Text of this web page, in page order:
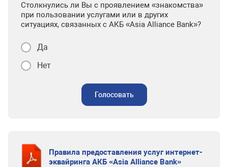
Столкнулись ли Вы с проявлением «знакомства»
при пользовании услугами или в других
ситуациях, связанных с АКБ «Asia Alliance Bank»?
Да
Нет
Голосовать
Правила предоставления услуг интернет-
эквайринга АКБ «Asia Alliance Bank»